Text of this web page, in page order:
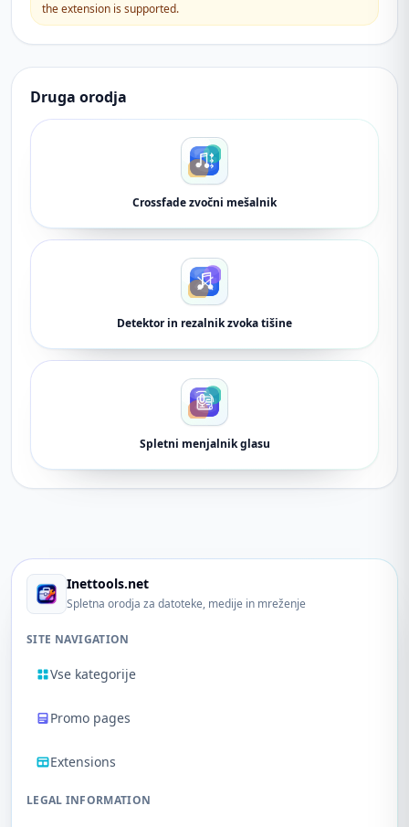
the extension is supported.
Druga orodja
Crossfade zvočni mešalnik
Detektor in rezalnik zvoka tišine
Spletni menjalnik glasu
Inettools.net
Spletna orodja za datoteke, medije in mreženje
SITE NAVIGATION
Vse kategorije
Promo pages
Extensions
LEGAL INFORMATION